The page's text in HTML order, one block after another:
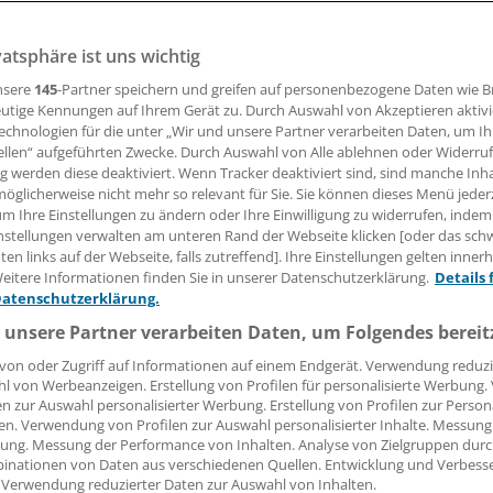
ist eine multifaktoriell bedingte Erkrankung. Hinweise aus
Studie legen nun nahe, dass auch eine
könnte.
Leserin, lieber Leser,
Beitrag können Sie lesen, sobald Sie sich eingeloggt
Jetzt anmelden »
Kostenlos
vergessen?
ist mit wenigen Klicks erledigt und kostenlos.
des kostenlosen Login:
Analysen, Hintergründe und Infografiken
Interviews und Praxis-Tipps
ist uns wichtig
145-Partner speichern und greifen auf personenbezogene Daten wie
Kennungen auf Ihrem Gerät zu. Durch Auswahl von Akzeptieren
für die unter „Wir und unsere Partner verarbeiten Daten, um
aufgeführten Zwecke. Durch Auswahl von Alle ablehnen oder
werden diese deaktiviert. Wenn Tracker deaktiviert sind, sind manche
nicht mehr so relevant für Sie. Sie können dieses Menü
Ihre Einstellungen zu ändern oder Ihre Einwilligung zu widerrufen, indem
verwalten am unteren Rand der Webseite klicken [oder das
links auf der Webseite, falls zutreffend]. Ihre Einstellungen gelten
Informationen finden Sie in unserer Datenschutzerklärung. Details
Partner verarbeiten Daten, um Folgendes
oder Zugriff auf Informationen auf einem Endgerät. Verwendung
von Werbeanzeigen. Erstellung von Profilen für personalisierte
zur Auswahl personalisierter Werbung. Erstellung von Profilen zur
Verwendung von Profilen zur Auswahl personalisierter Inhalte.
Messung der Performance von Inhalten. Analyse von Zielgruppen
von Daten aus verschiedenen Quellen. Entwicklung und
reduzierter Daten zur Auswahl von Inhalten.